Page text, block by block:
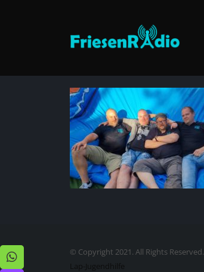
© Copyright 2021. All Rights Reserved.
Lap-Jugendhilfe